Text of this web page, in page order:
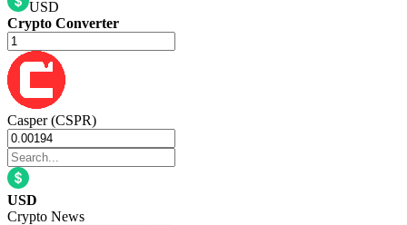
USD
Crypto Converter
Casper (CSPR)
USD
Crypto News